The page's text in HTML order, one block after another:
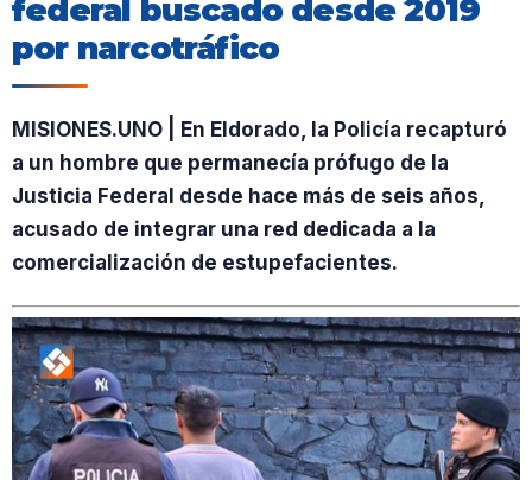
federal buscado desde 2019
por narcotráfico
MISIONES.UNO | En Eldorado, la Policía recapturó
a un hombre que permanecía prófugo de la
Justicia Federal desde hace más de seis años,
acusado de integrar una red dedicada a la
comercialización de estupefacientes.